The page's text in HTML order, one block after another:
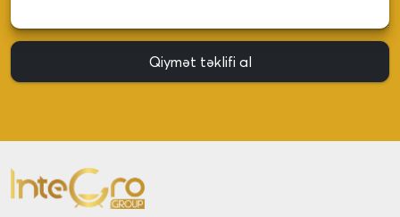
Qiymət təklifi al